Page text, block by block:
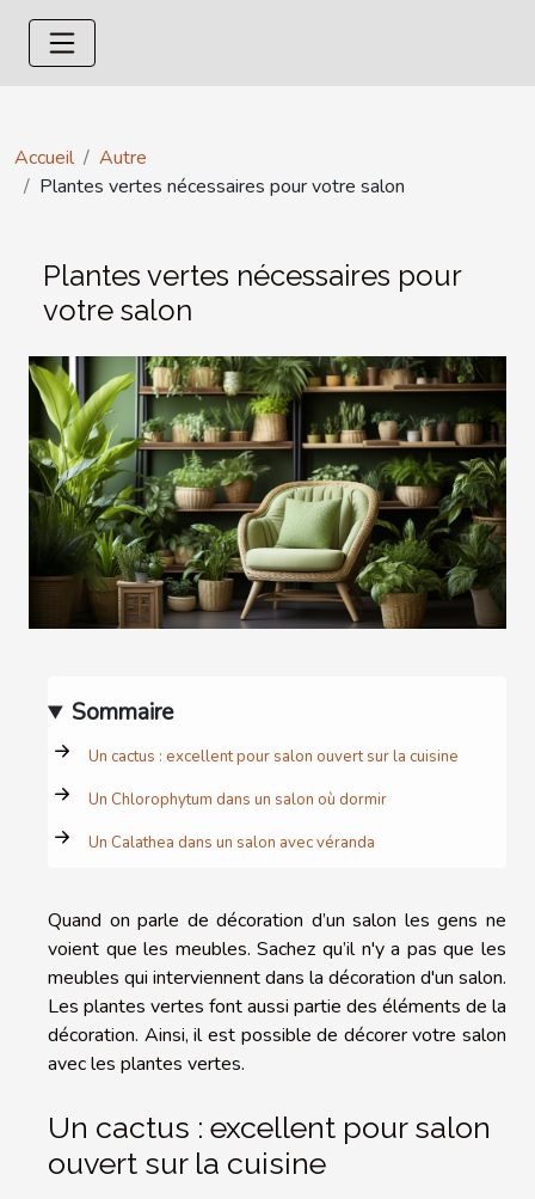
Accueil
Autre
Plantes vertes nécessaires pour votre salon
Plantes vertes nécessaires pour
votre salon
Sommaire
Un cactus : excellent pour salon ouvert sur la cuisine
Un Chlorophytum dans un salon où dormir
Un Calathea dans un salon avec véranda
Quand on parle de décoration d’un salon les gens ne
voient que les meubles. Sachez qu’il n'y a pas que les
meubles qui interviennent dans la décoration d'un salon.
Les plantes vertes font aussi partie des éléments de la
décoration. Ainsi, il est possible de décorer votre salon
avec les plantes vertes.
Un cactus : excellent pour salon
ouvert sur la cuisine